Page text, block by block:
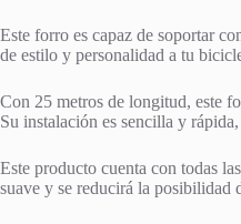
Este forro es capaz de soportar
de estilo y personalidad a tu
Con 25 metros de longitud, este
Su instalación es sencilla y
Este producto cuenta con todas
suave y se reducirá la posibilidad